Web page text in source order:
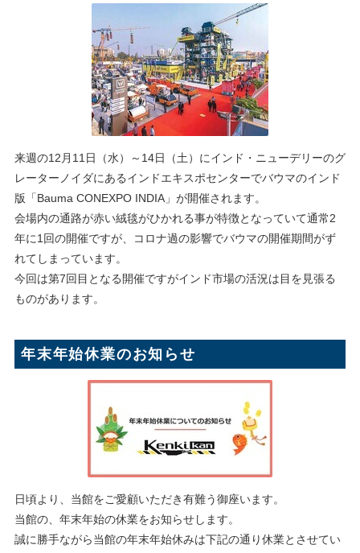
来週の12月11日（水）～14日（土）にインド・ニューデリーのグ
レーターノイダにあるインドエキスポセンターでバウマのインド
版「Bauma CONEXPO INDIA」が開催されます。
会場内の通路が赤い絨毯がひかれる事が特徴となっていて通常2
年に1回の開催ですが、コロナ過の影響でバウマの開催期間がず
れてしまっています。
今回は第7回目となる開催ですがインド市場の活況は目を見張る
ものがあります。
年末年始休業のお知らせ
日頃より、当館をご愛顧いただき有難う御座います。
当館の、年末年始の休業をお知らせします。
誠に勝手ながら当館の年末年始休みは下記の通り休業とさせてい